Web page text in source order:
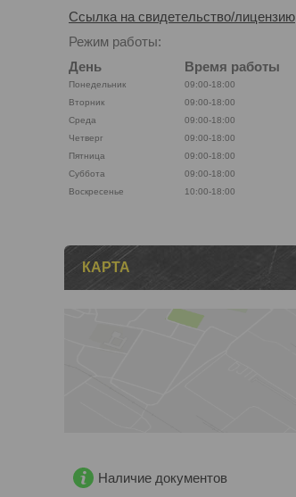
Ссылка на свидетельство/лицензию
Режим работы:
День
Время работы
Понедельник
09:00-18:00
Вторник
09:00-18:00
Среда
09:00-18:00
Четверг
09:00-18:00
Пятница
09:00-18:00
Суббота
09:00-18:00
Воскресенье
10:00-18:00
КАРТА
Наличие документов